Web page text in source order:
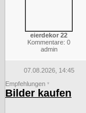
eierdekor 22
Kommentare: 0
admin
07.08.2026, 14:45
Empfehlungen *
Bilder kaufen